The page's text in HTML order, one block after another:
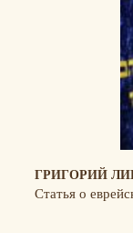
ГРИГОРИЙ
Статья о